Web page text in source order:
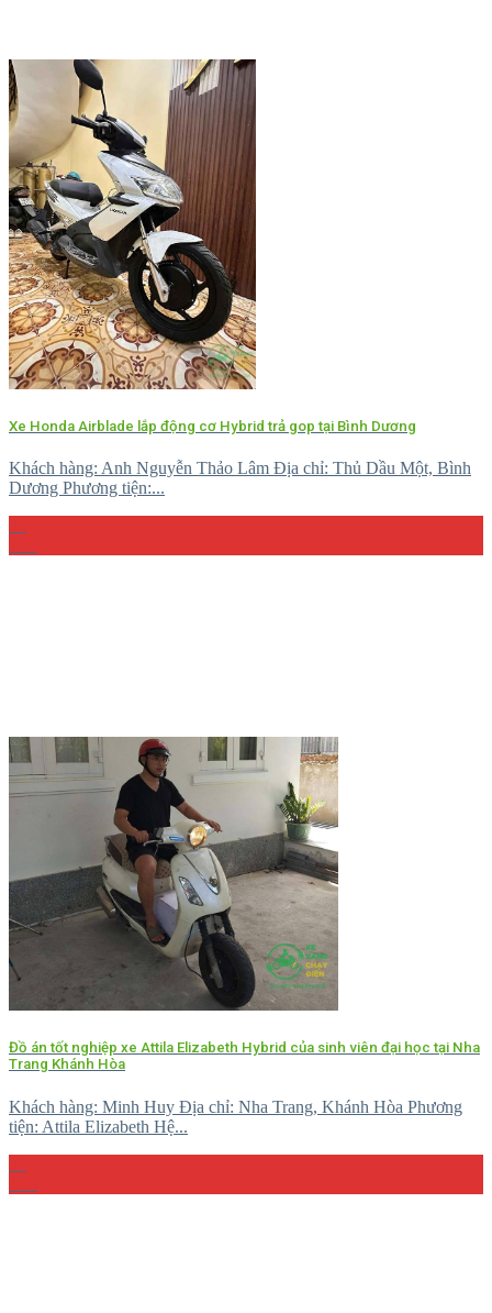
Xe Honda Airblade lắp động cơ Hybrid trả gop tại Bình Dương
Khách hàng: Anh Nguyễn Thảo Lâm Địa chỉ: Thủ Dầu Một, Bình
Dương Phương tiện:...
Đồ án tốt nghiệp xe Attila Elizabeth Hybrid của sinh viên đại học tại Nha
Trang Khánh Hòa
Khách hàng: Minh Huy Địa chỉ: Nha Trang, Khánh Hòa Phương
tiện: Attila Elizabeth Hệ...